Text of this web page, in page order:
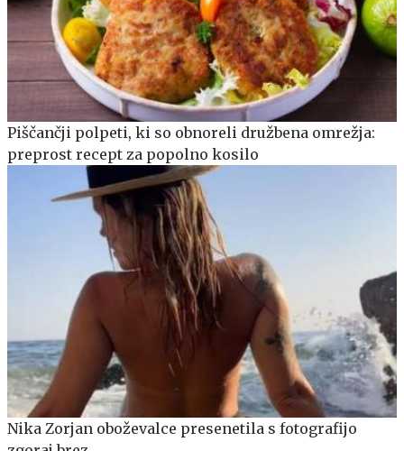
Piščančji polpeti, ki so obnoreli družbena omrežja:
preprost recept za popolno kosilo
Nika Zorjan oboževalce presenetila s fotografijo